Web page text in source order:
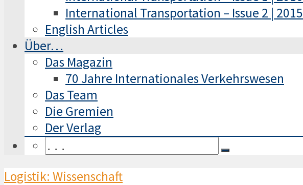
International Transportation – Issue 2 | 2015
English Articles
Über…
Das Magazin
70 Jahre Internationales Verkehrswesen
Das Team
Die Gremien
Der Verlag
Logistik: Wissenschaft